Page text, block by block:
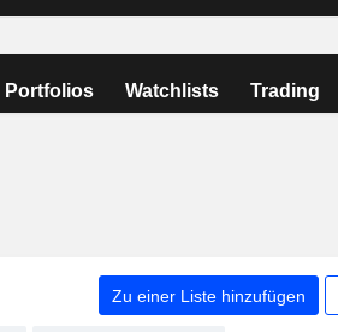
Portfolios Watchlists Trading
Zu einer Liste hinzufügen